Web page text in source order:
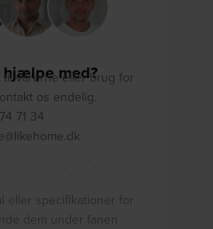
med?
varerne eller brug for
os endelig.
71 34
eller specifikationer for
dem under fanen